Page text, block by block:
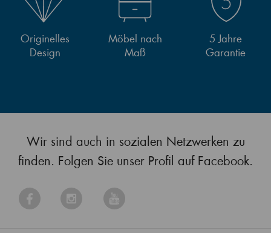
Originelles
Design
Möbel nach
Maß
5 Jahre
Garantie
Wir sind auch in sozialen Netzwerken zu
finden. Folgen Sie unser Profil auf Facebook.